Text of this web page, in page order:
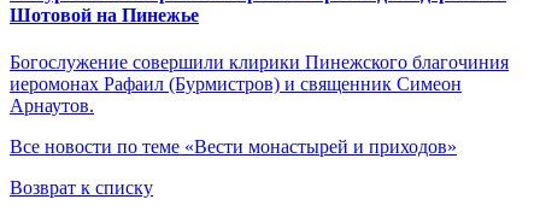
Шотовой на Пинежье
Богослужение совершили клирики Пинежского благочиния
иеромонах Рафаил (Бурмистров) и священник Симеон
Арнаутов.
Все новости по теме «Вести монастырей и приходов»
Возврат к списку